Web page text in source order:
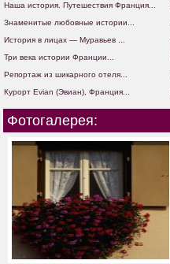
Наша история. Путешествия Франция...
Знаменитые любовные истории...
История в лицах — Муравьев ...
Три века истории Франции...
Репортаж из шикарного отеля...
Курорт Evian (Эвиан), Франция...
Фотогалерея: